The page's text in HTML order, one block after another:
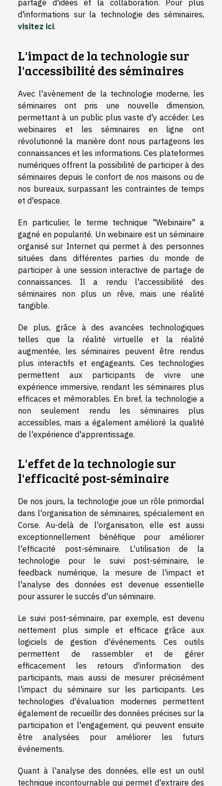
partage d'idées et la collaboration. Pour plus
d'informations sur la technologie des séminaires,
visitez ici.
L'impact de la technologie sur
l'accessibilité des séminaires
Avec l'avènement de la technologie moderne, les
séminaires ont pris une nouvelle dimension,
permettant à un public plus vaste d'y accéder. Les
webinaires et les séminaires en ligne ont
révolutionné la manière dont nous partageons les
connaissances et les informations. Ces plateformes
numériques offrent la possibilité de participer à des
séminaires depuis le confort de nos maisons ou de
nos bureaux, surpassant les contraintes de temps
et d'espace.
En particulier, le terme technique "Webinaire" a
gagné en popularité. Un webinaire est un séminaire
organisé sur Internet qui permet à des personnes
situées dans différentes parties du monde de
participer à une session interactive de partage de
connaissances. Il a rendu l'accessibilité des
séminaires non plus un rêve, mais une réalité
tangible.
De plus, grâce à des avancées technologiques
telles que la réalité virtuelle et la réalité
augmentée, les séminaires peuvent être rendus
plus interactifs et engageants. Ces technologies
permettent aux participants de vivre une
expérience immersive, rendant les séminaires plus
efficaces et mémorables. En bref, la technologie a
non seulement rendu les séminaires plus
accessibles, mais a également amélioré la qualité
de l'expérience d'apprentissage.
L'effet de la technologie sur
l'efficacité post-séminaire
De nos jours, la technologie joue un rôle primordial
dans l'organisation de séminaires, spécialement en
Corse. Au-delà de l'organisation, elle est aussi
exceptionnellement bénéfique pour améliorer
l'efficacité post-séminaire. L'utilisation de la
technologie pour le suivi post-séminaire, le
feedback numérique, la mesure de l'impact et
l'analyse des données est devenue essentielle
pour assurer le succès d'un séminaire.
Le suivi post-séminaire, par exemple, est devenu
nettement plus simple et efficace grâce aux
logiciels de gestion d'événements. Ces outils
permettent de rassembler et de gérer
efficacement les retours d'information des
participants, mais aussi de mesurer précisément
l'impact du séminaire sur les participants. Les
technologies d'évaluation modernes permettent
également de recueillir des données précises sur la
participation et l'engagement, qui peuvent ensuite
être analysées pour améliorer les futurs
événements.
Quant à l'analyse des données, elle est un outil
technique incontournable qui permet d'extraire des